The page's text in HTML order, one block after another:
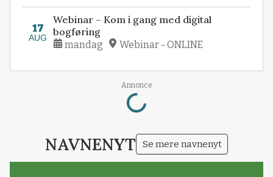
17
AUG
Webinar – Kom i gang med digital
bogføring
mandag Webinar - ONLINE
Annonce
Loading...
NAVNENYT Se mere navnenyt